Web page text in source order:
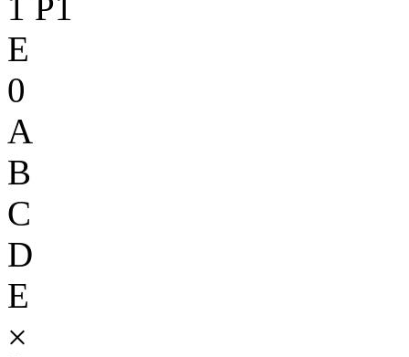
E
0
A
B
C
D
E
×